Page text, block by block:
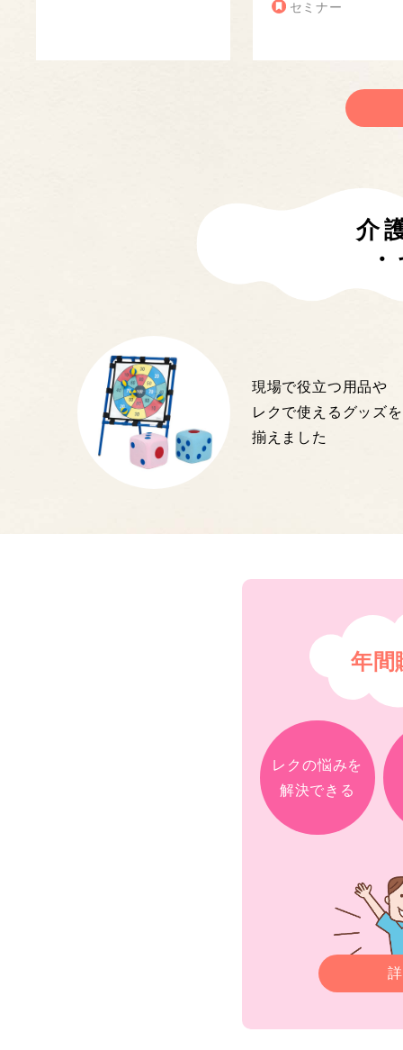
セミナー
介
現場で役立つ用品や
レクで使えるグッズを
揃えました
年間
レクの悩みを
解決できる